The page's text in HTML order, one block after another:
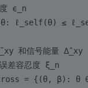
ϵ_n
ℓ_self(θ) ≤
和信号能量 ∆̂_xy
差容忍度 ξ_n
= {(θ, β):